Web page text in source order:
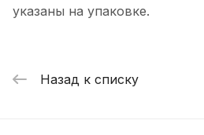
указаны на упаковке.
Назад к списку